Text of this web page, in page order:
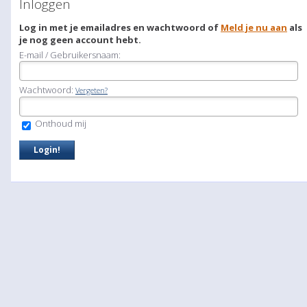
Inloggen
Log in met je emailadres en wachtwoord of Meld je nu aan als
je nog geen account hebt.
E-mail / Gebruikersnaam:
Wachtwoord: Vergeten?
Onthoud mij